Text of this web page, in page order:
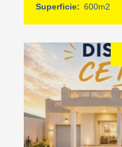
Superficie: 600m2